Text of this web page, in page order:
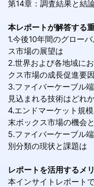
第14章：調査結果と結
本レポートが解答する
1.今後10年間のグロー
ス市場の展望は
2.世界および各地域に
クス市場の成長促進要
3.ファイバーケーブル
見込まれる技術はどれ
4.エンドマーケット規
末ボックス市場の機会
5.ファイバーケーブル
別分類の現状と課題は
レポートを活用するメ
本インサイトレポート